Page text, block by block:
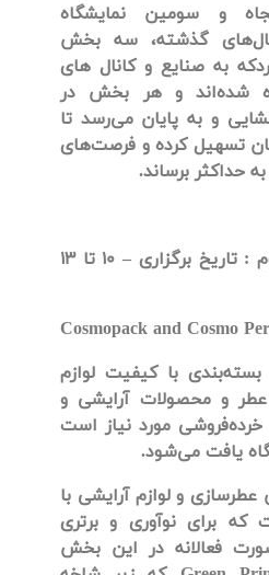
و سومین نمایشگاه
سال‌های گذشته، سه بخش
به صنایع و کانال های
شده‌اند و هر بخش در
و به پایان می‌رسد تا
تسهیل کرده و فرصت‌های
حداکثر برساند.
:تاریخ برگزاری –
10 تا 13
Cosmopack and Cosmo
با کیفیت لوازم
و محصولات آرایشی و
مورد نیاز است
یافت می‌شود.
و لوازم آرایشی با
برای نوآوری و برتری
فعالانه در این بخش